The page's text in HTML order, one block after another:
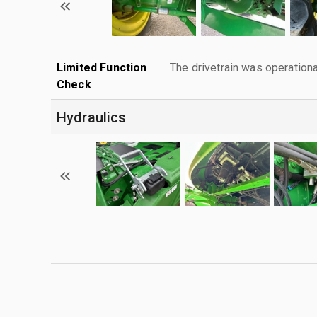
Limited Function
Check
The drivetrain was
Hydraulics